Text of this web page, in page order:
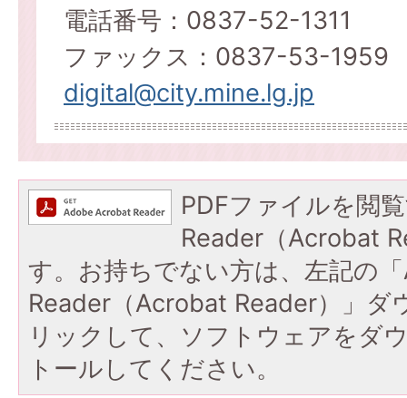
電話番号：0837-52-1311
ファックス：0837-53-1959
digital@city.mine.lg.jp
PDFファイルを閲
Reader（Acrobat
す。お持ちでない方は、左記の
Reader（Acrobat Reader）」ダ
リックして、ソフトウェアをダ
トールしてください。